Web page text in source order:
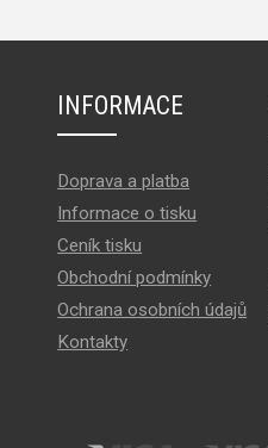
INFORMACE
Doprava a platba
Informace o tisku
Ceník tisku
Obchodní podmínky
Ochrana osobních údajů
Kontakty